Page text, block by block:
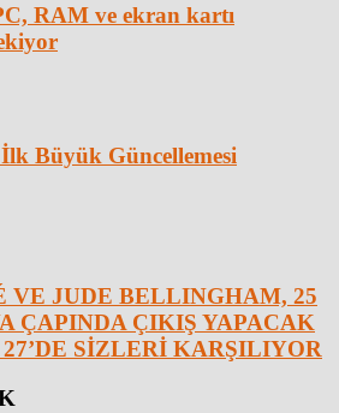
RAM ve ekran kartı
Büyük Güncellemesi
VE JUDE BELLINGHAM, 25
ÇAPINDA ÇIKIŞ YAPACAK
SİZLERİ KARŞILIYOR